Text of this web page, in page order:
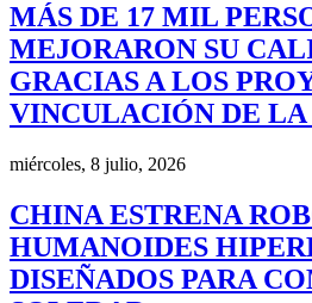
MÁS DE 17 MIL
MEJORARON SU
GRACIAS A LOS
VINCULACIÓN DE LA
miércoles, 8 julio, 2026
CHINA ESTRENA
HUMANOIDES
DISEÑADOS PARA